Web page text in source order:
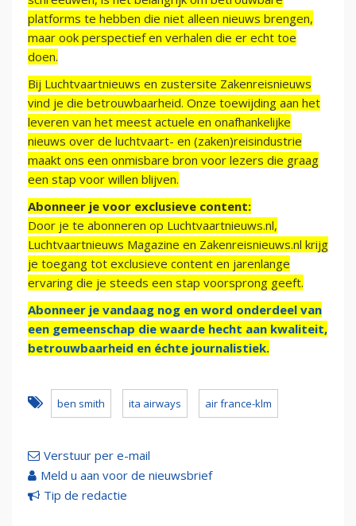
platforms te hebben die niet alleen nieuws brengen,
maar ook perspectief en verhalen die er echt toe
doen.
Bij Luchtvaartnieuws en zustersite Zakenreisnieuws
vind je die betrouwbaarheid. Onze toewijding aan het
leveren van het meest actuele en onafhankelijke
nieuws over de luchtvaart- en (zaken)reisindustrie
maakt ons een onmisbare bron voor lezers die graag
een stap voor willen blijven.
Abonneer je voor exclusieve content:
Door je te abonneren op Luchtvaartnieuws.nl,
Luchtvaartnieuws Magazine en Zakenreisnieuws.nl krijg
je toegang tot exclusieve content en jarenlange
ervaring die je steeds een stap voorsprong geeft.
Abonneer je vandaag nog en word onderdeel van
een gemeenschap die waarde hecht aan kwaliteit,
betrouwbaarheid en échte journalistiek.
ben smith ita airways air france-klm
Verstuur per e-mail
Meld u aan voor de nieuwsbrief
Tip de redactie